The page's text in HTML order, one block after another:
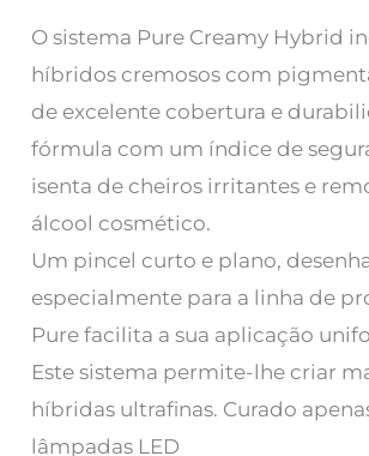
O sistema Pure Creamy Hybrid
híbridos cremosos com
de excelente cobertura e
fórmula com um índice de
isenta de cheiros irritantes e
álcool cosmético.
Um pincel curto e plano,
especialmente para a linha de
Pure facilita a sua aplicação
Este sistema permite-lhe criar
híbridas ultrafinas. Curado
lâmpadas LED